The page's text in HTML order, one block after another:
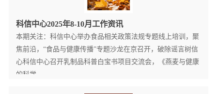
科信中心2025年8-10月工作资讯
本期关注：科信中心举办食品相关政策法规专题线上培训，聚
焦前沿，“食品与健康传播”专题沙龙在京召开，破除谣言树信
心科信中心召开乳制品科普白宝书项目交流会，《燕麦与健康
的科学...